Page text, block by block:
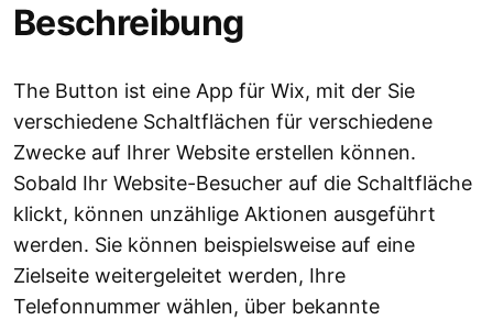
Beschreibung
The Button ist eine App für Wix, mit der Sie
verschiedene Schaltflächen für verschiedene
Zwecke auf Ihrer Website erstellen können.
Sobald Ihr Website-Besucher auf die Schaltfläche
klickt, können unzählige Aktionen ausgeführt
werden. Sie können beispielsweise auf eine
Zielseite weitergeleitet werden, Ihre
Telefonnummer wählen, über bekannte